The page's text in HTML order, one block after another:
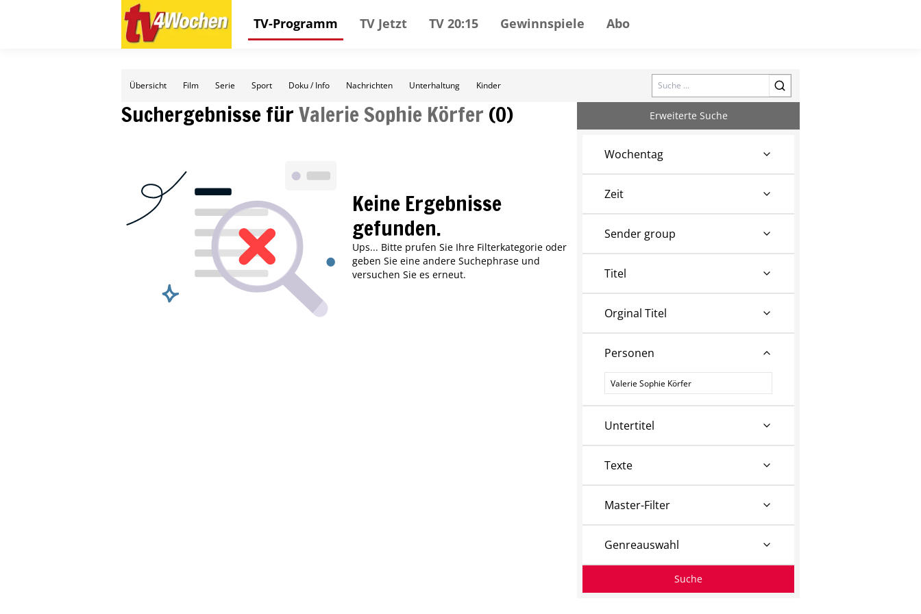
TV-Programm TV Jetzt TV 20:15 Gewinnspiele Abo
Übersicht Film Serie Sport Doku / Info Nachrichten Unterhaltung Kinder Search
Suchergebnisse fürValerie Sophie Körfer (0)
Keine Ergebnisse
gefunden.
Ups... Bitte prufen Sie Ihre Filterkategorie oder
geben Sie eine andere Suchephrase und
versuchen Sie es erneut.
Erweiterte Suche
Wochentag
Zeit
Sender group
Titel
Orginal Titel
Personen
Personen
Untertitel
Texte
Master-Filter
Genreauswahl
Suche